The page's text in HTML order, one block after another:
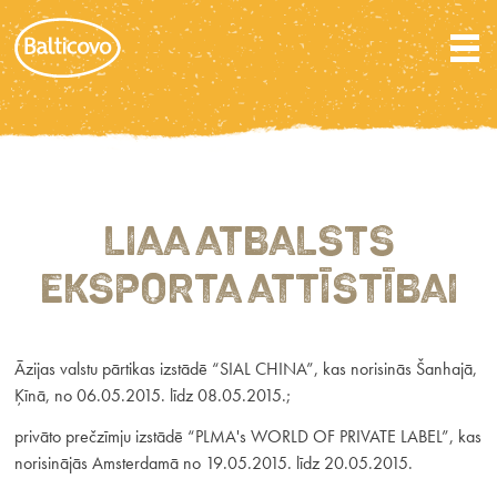
LIAA ATBALSTS
EKSPORTA ATTĪSTĪBAI
Āzijas valstu pārtikas izstādē “SIAL CHINA”, kas norisinās Šanhajā,
Ķīnā, no 06.05.2015. līdz 08.05.2015.;
privāto prečzīmju izstādē “PLMA's WORLD OF PRIVATE LABEL”, kas
norisinājās Amsterdamā no 19.05.2015. līdz 20.05.2015.